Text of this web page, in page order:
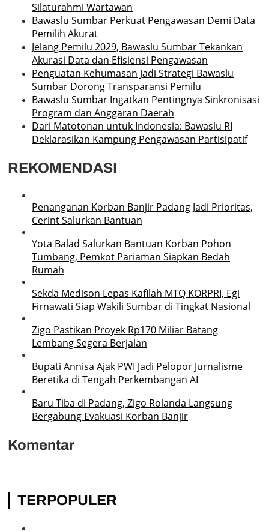
Silaturahmi Wartawan
Bawaslu Sumbar Perkuat Pengawasan Demi Data
Pemilih Akurat
Jelang Pemilu 2029, Bawaslu Sumbar Tekankan
Akurasi Data dan Efisiensi Pengawasan
Penguatan Kehumasan Jadi Strategi Bawaslu
Sumbar Dorong Transparansi Pemilu
Bawaslu Sumbar Ingatkan Pentingnya Sinkronisasi
Program dan Anggaran Daerah
Dari Matotonan untuk Indonesia: Bawaslu RI
Deklarasikan Kampung Pengawasan Partisipatif
REKOMENDASI
Penanganan Korban Banjir Padang Jadi Prioritas,
Cerint Salurkan Bantuan
Yota Balad Salurkan Bantuan Korban Pohon
Tumbang, Pemkot Pariaman Siapkan Bedah
Rumah
Sekda Medison Lepas Kafilah MTQ KORPRI, Egi
Firnawati Siap Wakili Sumbar di Tingkat Nasional
Zigo Pastikan Proyek Rp170 Miliar Batang
Lembang Segera Berjalan
Bupati Annisa Ajak PWI Jadi Pelopor Jurnalisme
Beretika di Tengah Perkembangan AI
Baru Tiba di Padang, Zigo Rolanda Langsung
Bergabung Evakuasi Korban Banjir
Komentar
TERPOPULER